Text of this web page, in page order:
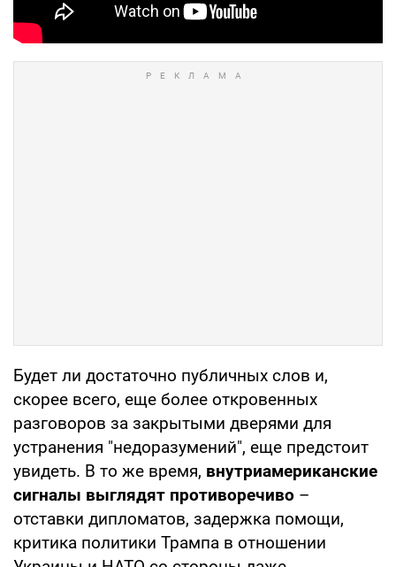
Будет ли достаточно публичных слов и,
скорее всего, еще более откровенных
разговоров за закрытыми дверями для
устранения "недоразумений", еще предстоит
увидеть. В то же время, внутриамериканские
сигналы выглядят противоречиво –
отставки дипломатов, задержка помощи,
критика политики Трампа в отношении